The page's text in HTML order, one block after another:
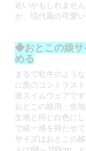
近いかもしれませ
が、現代風の可愛
◆おとこの娘サ
める
まるで牝牛のよう
に黒のコントラス
派スイムウェアで
おとこの娘用」生
生地と同じ白色に
で統一感を持たせて
サイズはおとこの